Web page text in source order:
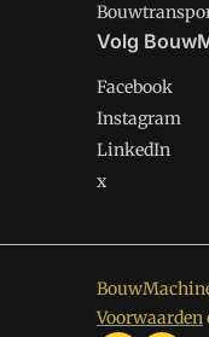
Volg
Facebook
Instagram
LinkedIn
x
Voorwaarden